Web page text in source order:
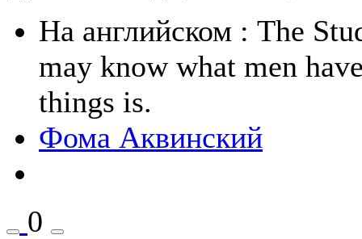
На английском : The
may know what men
things is.
Фома Аквинский
0